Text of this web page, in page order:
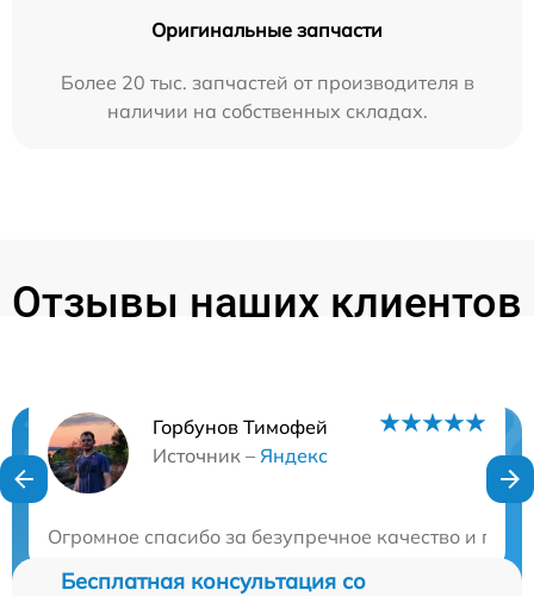
Оригинальные запчасти
Более 20 тыс. запчастей от производителя в
наличии на собственных складах.
Отзывы наших клиентов
Горбунов Тимофей
Источник – Яндекс
Огромное спасибо за безупречное качество и
Нужна консультация?
Бесплатная консультация со